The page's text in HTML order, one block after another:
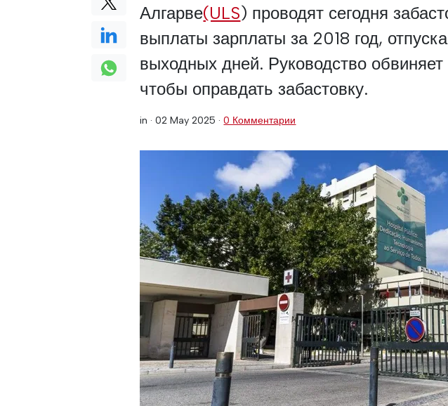
Алгарве(ULS) проводят сегодня
выплаты зарплаты за 2018 год,
выходных дней. Руководство
чтобы оправдать забастовку.
in ·02 May 2025 ·0 Комментарии